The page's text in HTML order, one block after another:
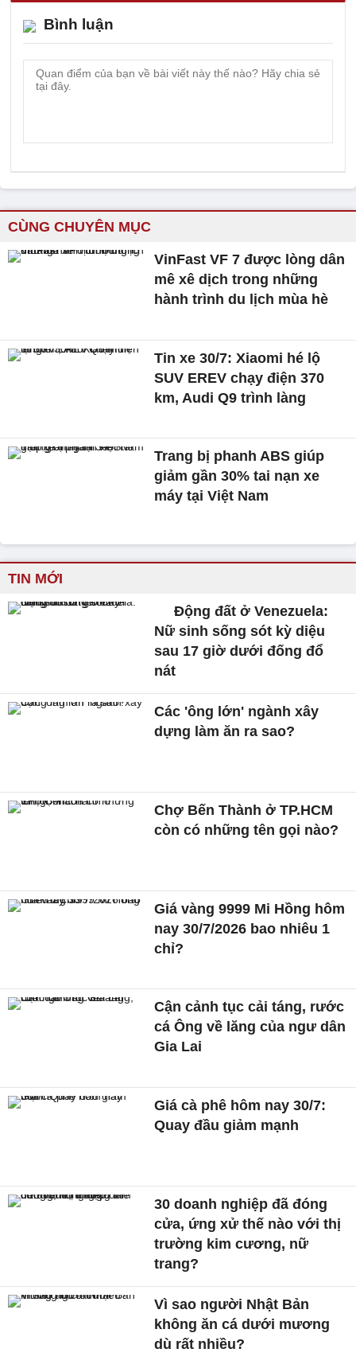
Bình luận
CÙNG CHUYÊN MỤC
VinFast VF 7 được lòng dân
mê xê dịch trong những
hành trình du lịch mùa hè
Tin xe 30/7: Xiaomi hé lộ
SUV EREV chạy điện 370
km, Audi Q9 trình làng
Trang bị phanh ABS giúp
giảm gần 30% tai nạn xe
máy tại Việt Nam
TIN MỚI
Động đất ở Venezuela:
Nữ sinh sống sót kỳ diệu
sau 17 giờ dưới đống đổ
nát
Các 'ông lớn' ngành xây
dựng làm ăn ra sao?
Chợ Bến Thành ở TP.HCM
còn có những tên gọi nào?
Giá vàng 9999 Mi Hồng hôm
nay 30/7/2026 bao nhiêu 1
chỉ?
Cận cảnh tục cải táng, rước
cá Ông về lăng của ngư dân
Gia Lai
Giá cà phê hôm nay 30/7:
Quay đầu giảm mạnh
30 doanh nghiệp đã đóng
cửa, ứng xử thế nào với thị
trường kim cương, nữ
trang?
Vì sao người Nhật Bản
không ăn cá dưới mương
dù rất nhiều?